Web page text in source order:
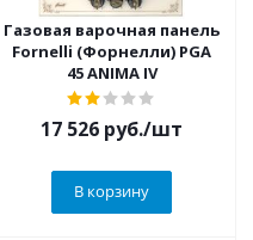
Газовая варочная панель
Fornelli (Форнелли) PGA
45 ANIMA IV
17 526 руб./шт
В корзину